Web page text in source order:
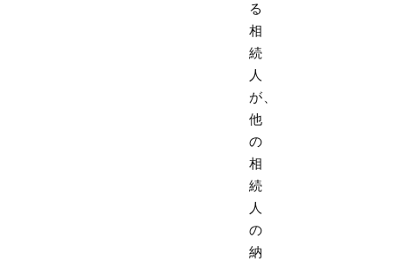
る
相
続
人
が、
他
の
相
続
人
の
納